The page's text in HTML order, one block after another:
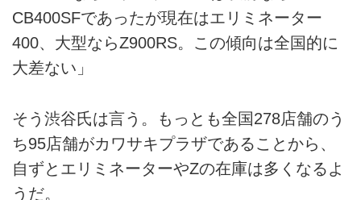
CB400SFであったが現在はエリミネーター
400、大型ならZ900RS。この傾向は全国的に
大差ない」
そう渋谷氏は言う。もっとも全国278店舗のう
ち95店舗がカワサキプラザであることから、
自ずとエリミネーターやZの在庫は多くなるよ
うだ。